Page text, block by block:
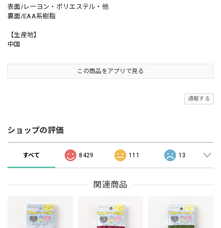
表面/レーヨン・ポリエステル・他
裏面/EAA系樹脂
【生産地】
中国
この商品をアプリで見る
通報する
ショップの評価
すべて 8429 111 13
関連商品